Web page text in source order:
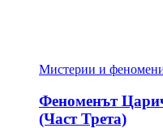
Мистерии и
Феноменът
(Част Трета)